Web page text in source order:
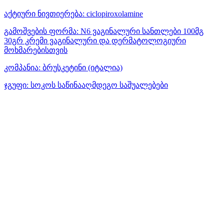
აქტიური ნივთიერება: ciclopiroxolamine
გამოშვების ფორმა: N6 ვაგინალური სანთლები 100მგ
30გრ კრემი ვაგინალური და დერმატოლოგიური
მოხმარებისთვის
კომპანია: ბრუსკეტინი (იტალია)
ჯგუფი: სოკოს საწინააღმდეგო საშუალებები